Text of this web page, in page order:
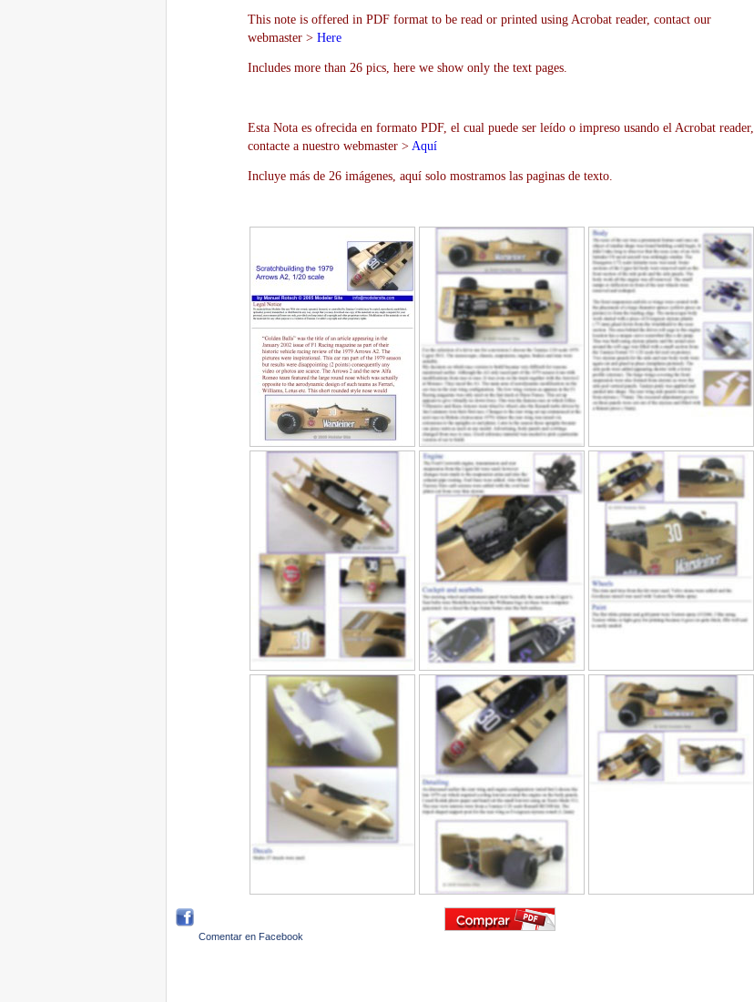
This note is offered in PDF format to be read or printed using Acrobat reader, contact our
webmaster > Here
Includes more than 26 pics, here we show only the text pages.
Esta Nota es ofrecida en formato PDF, el cual puede ser leído o impreso usando el Acrobat reader,
contacte a nuestro webmaster > Aquí
Incluye más de 26 imágenes, aquí solo mostramos las paginas de texto.
Comentar en Facebook